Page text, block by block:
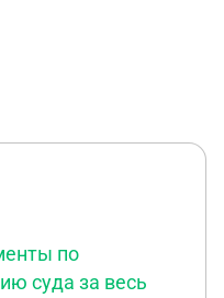
по
суда за весь